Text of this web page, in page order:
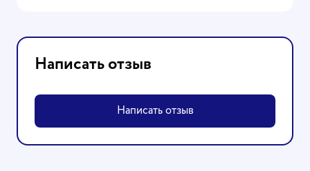
Написать отзыв
Написать отзыв